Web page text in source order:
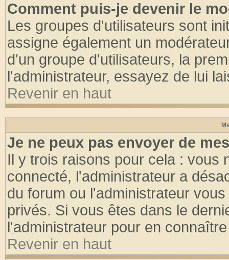
Comment puis-je devenir le
Les groupes d'utilisateurs sont
assigne également un
d'un groupe d'utilisateurs, la
l'administrateur, essayez de lui
Revenir en haut
Je ne peux pas envoyer de
Il y trois raisons pour cela : vous
connecté, l'administrateur a
du forum ou l'administrateur
privés. Si vous êtes dans le
l'administrateur pour en
Revenir en haut